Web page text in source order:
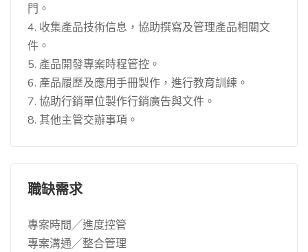
門。
4. 收集產品技術信息，協助撰寫及管理產品相關文
件。
5. 產品開發專案時程管控。
6. 產品履歷及應用手冊製作，進行教育訓練。
7. 協助行銷單位製作行銷廣告與文件。
8. 其他主管交辦事項。
職缺需求
專案時間╱進度控管
專案溝通╱整合管理